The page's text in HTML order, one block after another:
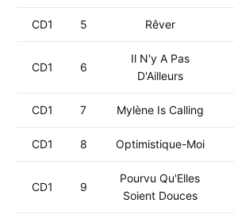
CD1 5 Rêver
CD1 6
Il N'y A Pas
D'Ailleurs
CD1 7 Mylène Is Calling
CD1 8 Optimistique-Moi
CD1 9
Pourvu Qu'Elles
Soient Douces